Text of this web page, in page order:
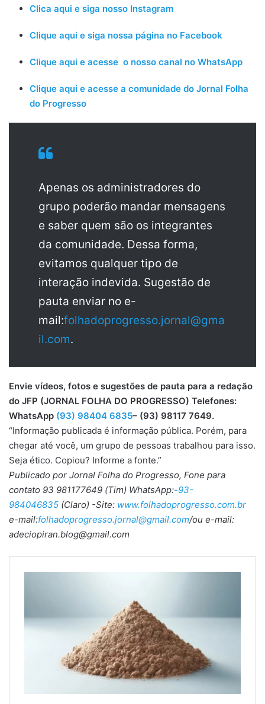
Clica aqui e siga nosso Instagram
Clique aqui e siga nossa página no Facebook
Clique aqui e acesse o nosso canal no WhatsApp
Clique aqui e acesse a comunidade do Jornal Folha
do Progresso
Apenas os administradores do
grupo poderão mandar mensagens
e saber quem são os integrantes
da comunidade. Dessa forma,
evitamos qualquer tipo de
interação indevida. Sugestão de
pauta enviar no e-
mail:folhadoprogresso.jornal@gma
il.com.
Envie vídeos, fotos e sugestões de pauta para a redação
do JFP (JORNAL FOLHA DO PROGRESSO) Telefones:
WhatsApp (93) 98404 6835– (93) 98117 7649.
“Informação publicada é informação pública. Porém, para
chegar até você, um grupo de pessoas trabalhou para isso.
Seja ético. Copiou? Informe a fonte.”
Publicado por Jornal Folha do Progresso, Fone para
contato 93 981177649 (Tim) WhatsApp:-93-
984046835 (Claro) -Site: www.folhadoprogresso.com.br
e-mail:folhadoprogresso.jornal@gmail.com/ou e-mail:
adeciopiran.blog@gmail.com